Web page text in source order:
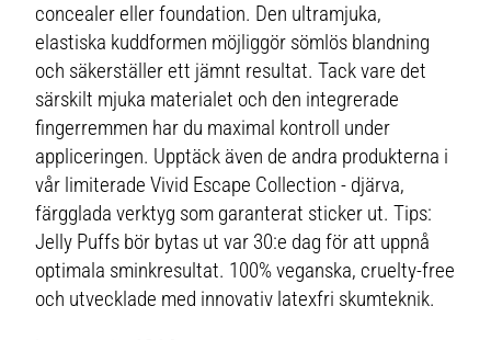
concealer eller foundation. Den ultramjuka,
elastiska kuddformen möjliggör sömlös blandning
och säkerställer ett jämnt resultat. Tack vare det
särskilt mjuka materialet och den integrerade
fingerremmen har du maximal kontroll under
appliceringen. Upptäck även de andra produkterna i
vår limiterade Vivid Escape Collection - djärva,
färgglada verktyg som garanterat sticker ut. Tips:
Jelly Puffs bör bytas ut var 30:e dag för att uppnå
optimala sminkresultat. 100% veganska, cruelty-free
och utvecklade med innovativ latexfri skumteknik.